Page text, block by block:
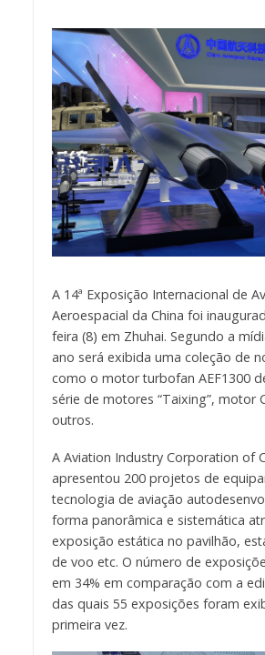
A 14ª Exposição Internacional de
Aeroespacial da China foi
feira (8) em Zhuhai. Segundo a
ano será exibida uma coleção de
como o motor turbofan AEF1300
série de motores “Taixing”, motor
outros.
A Aviation Industry Corporation of
apresentou 200 projetos de
tecnologia de aviação
forma panorâmica e sistemática
exposição estática no pavilhão,
de voo etc. O número de
em 34% em comparação com a
das quais 55 exposições foram
primeira vez.